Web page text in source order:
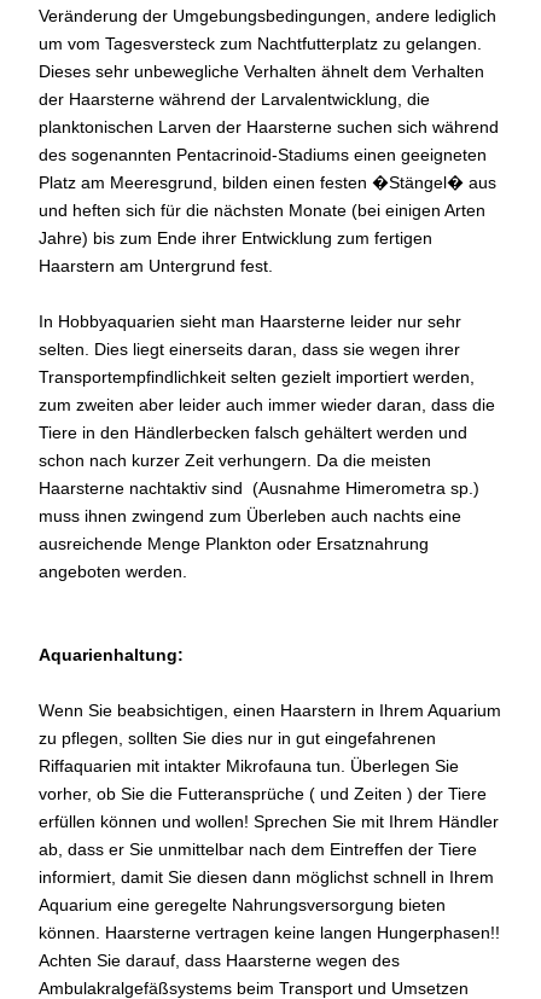
Veränderung der Umgebungsbedingungen, andere lediglich
um vom Tagesversteck zum Nachtfutterplatz zu gelangen.
Dieses sehr unbewegliche Verhalten ähnelt dem Verhalten
der Haarsterne während der Larvalentwicklung, die
planktonischen Larven der Haarsterne suchen sich während
des sogenannten Pentacrinoid-Stadiums einen geeigneten
Platz am Meeresgrund, bilden einen festen �Stängel� aus
und heften sich für die nächsten Monate (bei einigen Arten
Jahre) bis zum Ende ihrer Entwicklung zum fertigen
Haarstern am Untergrund fest.
In Hobbyaquarien sieht man Haarsterne leider nur sehr
selten. Dies liegt einerseits daran, dass sie wegen ihrer
Transportempfindlichkeit selten gezielt importiert werden,
zum zweiten aber leider auch immer wieder daran, dass die
Tiere in den Händlerbecken falsch gehältert werden und
schon nach kurzer Zeit verhungern. Da die meisten
Haarsterne nachtaktiv sind (Ausnahme Himerometra sp.)
muss ihnen zwingend zum Überleben auch nachts eine
ausreichende Menge Plankton oder Ersatznahrung
angeboten werden.
Aquarienhaltung:
Wenn Sie beabsichtigen, einen Haarstern in Ihrem Aquarium
zu pflegen, sollten Sie dies nur in gut eingefahrenen
Riffaquarien mit intakter Mikrofauna tun. Überlegen Sie
vorher, ob Sie die Futteransprüche ( und Zeiten ) der Tiere
erfüllen können und wollen! Sprechen Sie mit Ihrem Händler
ab, dass er Sie unmittelbar nach dem Eintreffen der Tiere
informiert, damit Sie diesen dann möglichst schnell in Ihrem
Aquarium eine geregelte Nahrungsversorgung bieten
können. Haarsterne vertragen keine langen Hungerphasen!!
Achten Sie darauf, dass Haarsterne wegen des
Ambulakralgefäßsystems beim Transport und Umsetzen